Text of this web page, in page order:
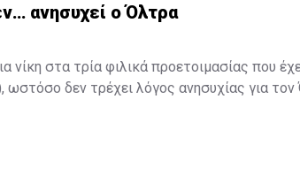
ανησυχεί ο Όλτρα
νίκη στα τρία φιλικά προετοιμασίας που
ωστόσο δεν τρέχει λόγος ανησυχίας για τον